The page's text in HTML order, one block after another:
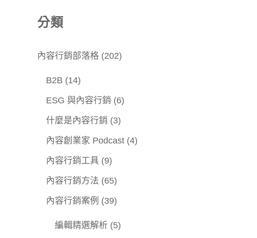
分類
內容行銷部落格 (202)
B2B (14)
ESG 與內容行銷 (6)
什麼是內容行銷 (3)
內容創業家 Podcast (4)
內容行銷工具 (9)
內容行銷方法 (65)
內容行銷案例 (39)
編輯精選解析 (5)